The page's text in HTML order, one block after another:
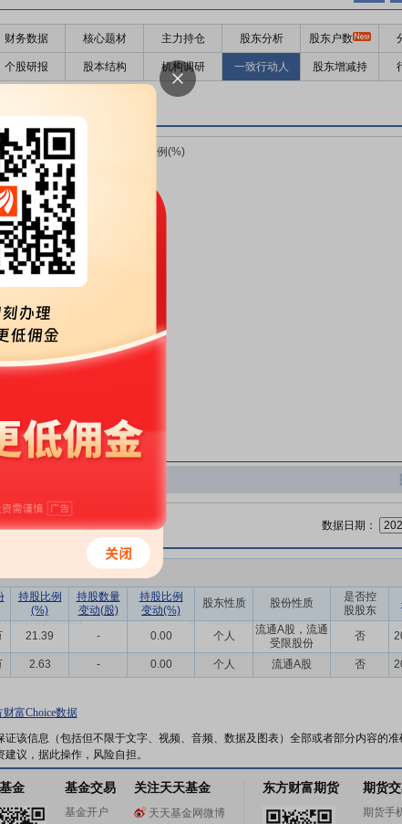
财务数据 核心题材 主力持仓 股东分析 股东户数
个股研报 股本结构 机构调研 一致行动人 股东增减持
数据日期：
持股比例
(%)
持股数量
变动(股)
持股比例
变动(%)
股东性质 股份性质
是否控
股股东
21.39 - 0.00 个人
流通A股，流通
受限股份
否
2.63 - 0.00 个人 流通A股 否
财富Choice数据
该信息（包括但不限于文字、视频、音频、数据及图表）全部或者部分内容的
议，据此操作，风险自担。
金 基金交易
基金开户
关注天天基金
天天基金网微博
东方财富期货 期货
期货手